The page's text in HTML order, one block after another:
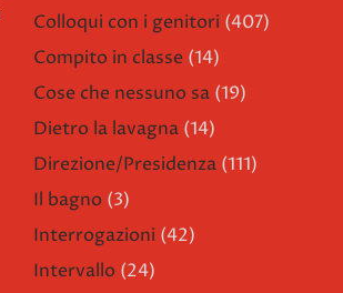
Colloqui con i genitori (407)
Compito in classe (14)
Cose che nessuno sa (19)
Dietro la lavagna (14)
Direzione/Presidenza (111)
Il bagno (3)
Interrogazioni (42)
Intervallo (24)